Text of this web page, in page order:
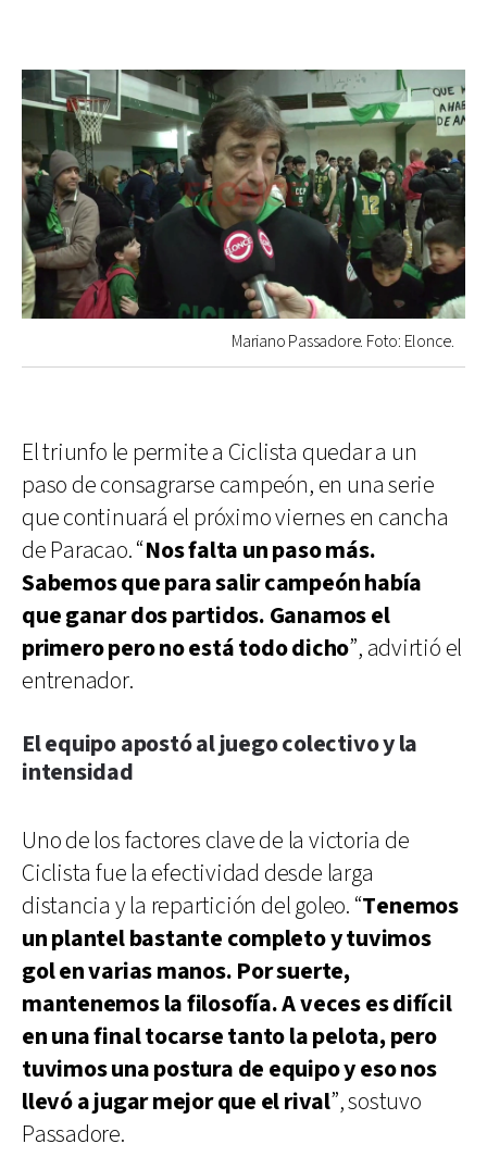
Mariano Passadore. Foto: Elonce.
El triunfo le permite a Ciclista quedar a un
paso de consagrarse campeón, en una serie
que continuará el próximo viernes en cancha
de Paracao. “Nos falta un paso más.
Sabemos que para salir campeón había
que ganar dos partidos. Ganamos el
primero pero no está todo dicho”, advirtió el
entrenador.
El equipo apostó al juego colectivo y la
intensidad
Uno de los factores clave de la victoria de
Ciclista fue la efectividad desde larga
distancia y la repartición del goleo. “Tenemos
un plantel bastante completo y tuvimos
gol en varias manos. Por suerte,
mantenemos la filosofía. A veces es difícil
en una final tocarse tanto la pelota, pero
tuvimos una postura de equipo y eso nos
llevó a jugar mejor que el rival”, sostuvo
Passadore.